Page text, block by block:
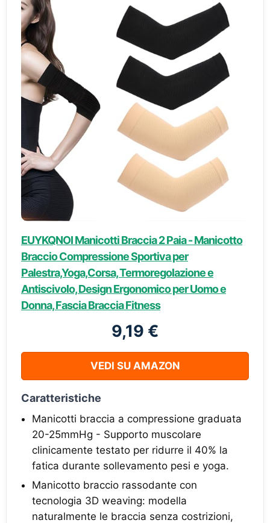
EUYKQNOI Manicotti Braccia 2 Paia - Manicotto
Braccio Compressione Sportiva per
Palestra,Yoga,Corsa, Termoregolazione e
Antiscivolo, Design Ergonomico per Uomo e
Donna, Fascia Braccia Fitness
9,19 €
VEDI SU AMAZON
Caratteristiche
Manicotti braccia a compressione graduata
20-25mmHg - Supporto muscolare
clinicamente testato per ridurre il 40% la
fatica durante sollevamento pesi e yoga.
Manicotto braccio rassodante con
tecnologia 3D weaving: modella
naturalmente le braccia senza costrizioni,